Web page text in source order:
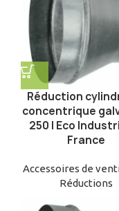
Réduction
concentrique
250 | Eco
France
Accessoires de
Réductions